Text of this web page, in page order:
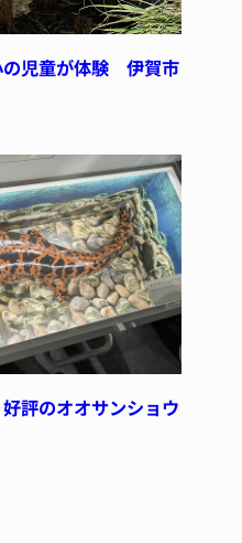
児童が体験 伊賀市
評のオオサンショウ